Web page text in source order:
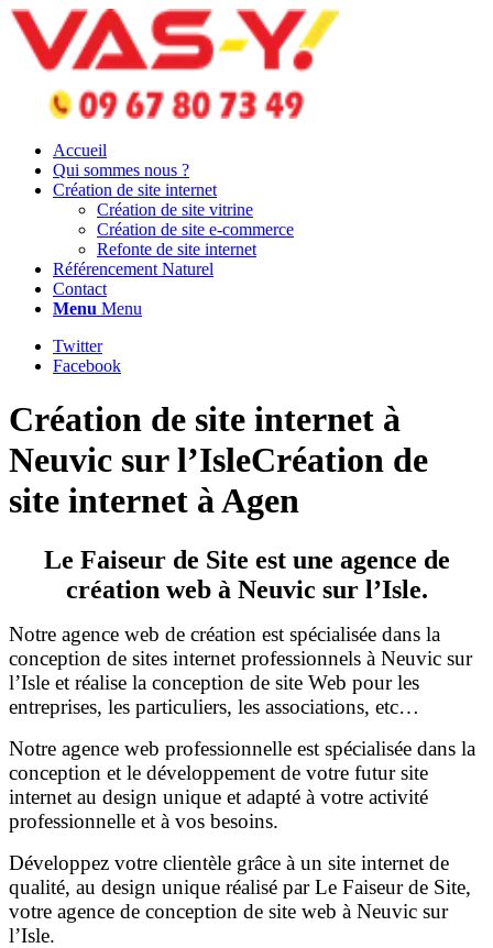
Accueil
Qui sommes nous ?
Création de site internet
Création de site vitrine
Création de site e-commerce
Refonte de site internet
Référencement Naturel
Contact
Menu Menu
Twitter
Facebook
Création de site internet à
Neuvic sur l’IsleCréation de
site internet à Agen
Le Faiseur de Site est une agence de
création web à Neuvic sur l’Isle.
Notre agence web de création est spécialisée dans la
conception de sites internet professionnels à Neuvic sur
l’Isle et réalise la conception de site Web pour les
entreprises, les particuliers, les associations, etc…
Notre agence web professionnelle est spécialisée dans la
conception et le développement de votre futur site
internet au design unique et adapté à votre activité
professionnelle et à vos besoins.
Développez votre clientèle grâce à un site internet de
qualité, au design unique réalisé par Le Faiseur de Site,
votre agence de conception de site web à Neuvic sur
l’Isle.